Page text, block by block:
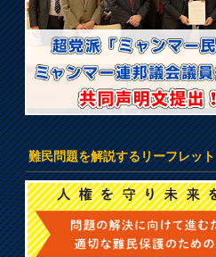
難民問題を解説するリーフレット